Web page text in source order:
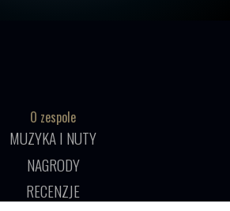
O zespole
MUZYKA I NUTY
NAGRODY
RECENZJE